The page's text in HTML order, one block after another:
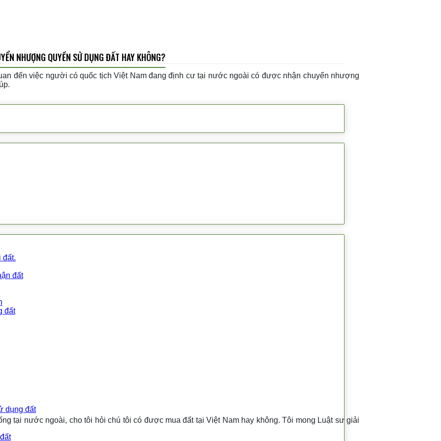
đất.
đất
đất
dụng đất
NHƯỢNG QUYỀN SỬ DỤNG ĐẤT HAY KHÔNG?
đến việc người có quốc tịch Việt Nam đang định cư tại nước ngoài có được nhận chuyển nhượng
tại nước ngoài, cho tôi hỏi chú tôi có được mua đất tại Việt Nam hay không. Tôi mong Luật sư giải